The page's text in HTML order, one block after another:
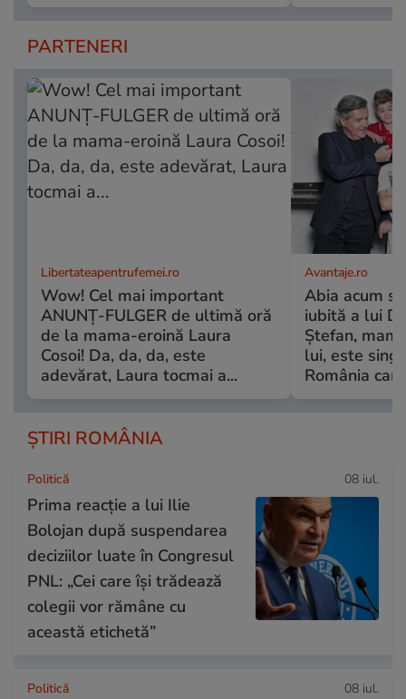
PARTENERI
Libertateapentrufemei.ro
Wow! Cel mai important
ANUNȚ-FULGER de ultimă oră
de la mama-eroină Laura
Cosoi! Da, da, da, este
adevărat, Laura tocmai a...
Avantaje.ro
Abia acum
iubită a lui
Ștefan,
lui, este
România
ȘTIRI ROMÂNIA
Politică 08 iul.
Prima reacție a lui Ilie
Bolojan după suspendarea
deciziilor luate în Congresul
PNL: „Cei care își trădează
colegii vor rămâne cu
această etichetă”
Politică 08 iul.